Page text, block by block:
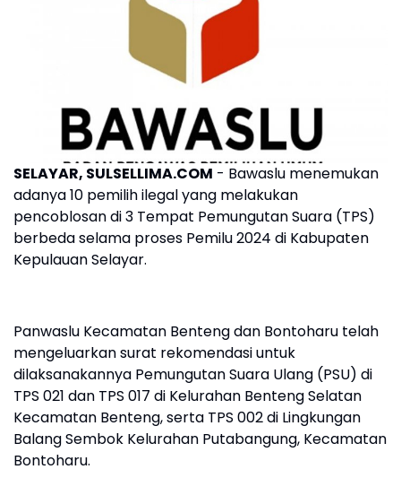
SELAYAR, SULSELLIMA.COM - Bawaslu menemukan
adanya 10 pemilih ilegal yang melakukan
pencoblosan di 3 Tempat Pemungutan Suara (TPS)
berbeda selama proses Pemilu 2024 di Kabupaten
Kepulauan Selayar.
Panwaslu Kecamatan Benteng dan Bontoharu telah
mengeluarkan surat rekomendasi untuk
dilaksanakannya Pemungutan Suara Ulang (PSU) di
TPS 021 dan TPS 017 di Kelurahan Benteng Selatan
Kecamatan Benteng, serta TPS 002 di Lingkungan
Balang Sembok Kelurahan Putabangung, Kecamatan
Bontoharu.